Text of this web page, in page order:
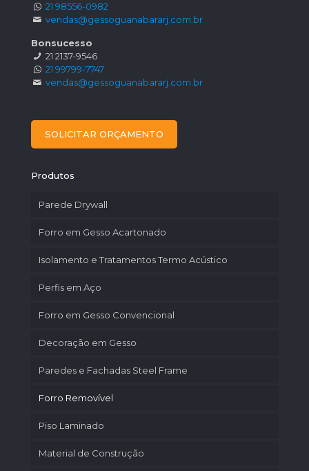
21 98556-0982
vendas@gessoguanabararj.com.br
Bonsucesso
21 2137-9546
21 99799-7747
vendas@gessoguanabararj.com.br
SOLICITAR ORÇAMENTO
Produtos
Parede Drywall
Forro em Gesso Acartonado
Isolamento e Tratamentos Termo Acústico
Perfis em Aço
Forro em Gesso Convencional
Decoração em Gesso
Paredes e Fachadas Steel Frame
Forro Removível
Piso Laminado
Material de Construção